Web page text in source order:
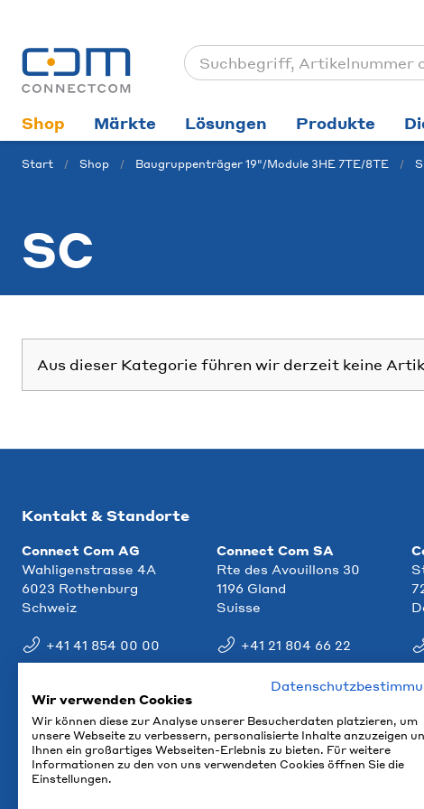
Shop Märkte Lösungen Produkte
Start Shop Baugruppenträger 19"/Module 3HE 7TE/8TE
SC
Aus dieser Kategorie führen wir derzeit keine
Kontakt & Standorte
Connect Com AG
Wahligenstrasse 4A
6023 Rothenburg
Schweiz
+41 41 854 00 00
Connect Com SA
Rte des Avouillons 30
1196 Gland
Suisse
+41 21 804 66 22
info@ccm.ch
Wir verwenden Cookies
Wir können diese zur Analyse unserer Besucherdaten platzieren, um
unsere Webseite zu verbessern, personalisierte Inhalte anzuzeigen
Ihnen ein großartiges Webseiten-Erlebnis zu bieten. Für weitere
Informationen zu den von uns verwendeten Cookies öffnen Sie die
Einstellungen.